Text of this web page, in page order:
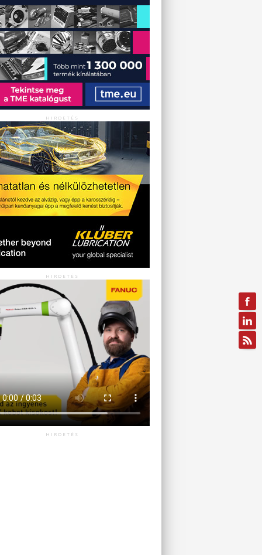
HIRDETÉS
HIRDETÉS
HIRDETÉS